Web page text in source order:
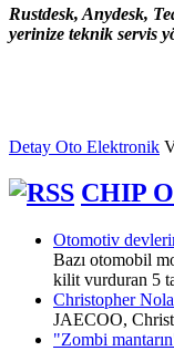
Rustdesk, Anydesk,
yerinize teknik servis
Detay Oto Elektronik
CHIP
Otomotiv
Bazı otomobil
kilit vurduran 5
Christopher
JAECOO,
"Zombi